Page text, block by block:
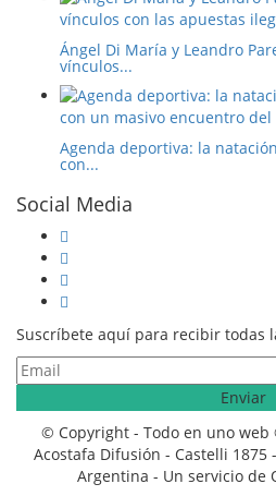
Ángel Di María y Leandro
vínculos...
Agenda deportiva: la
con...
Social Media
Suscríbete aquí para recibir todas
© Copyright - Todo en uno
Acostafa Difusión - Castelli 1875
Argentina - Un servicio de